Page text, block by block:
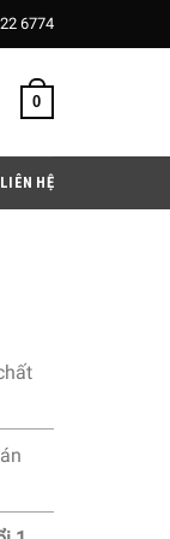
6774
0
LIÊN HỆ